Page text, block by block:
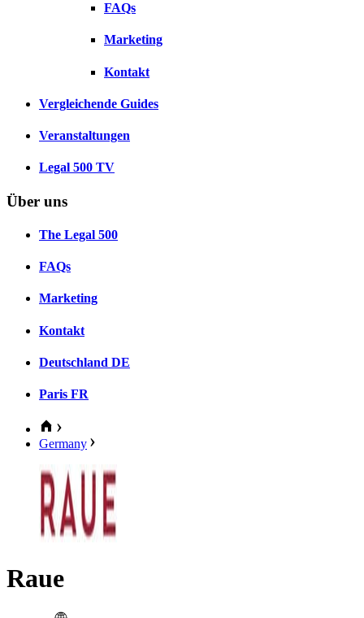
FAQs
Marketing
Kontakt
Vergleichende Guides
Veranstaltungen
Legal 500 TV
Über uns
The Legal 500
FAQs
Marketing
Kontakt
Deutschland DE
Paris FR
Germany
Raue